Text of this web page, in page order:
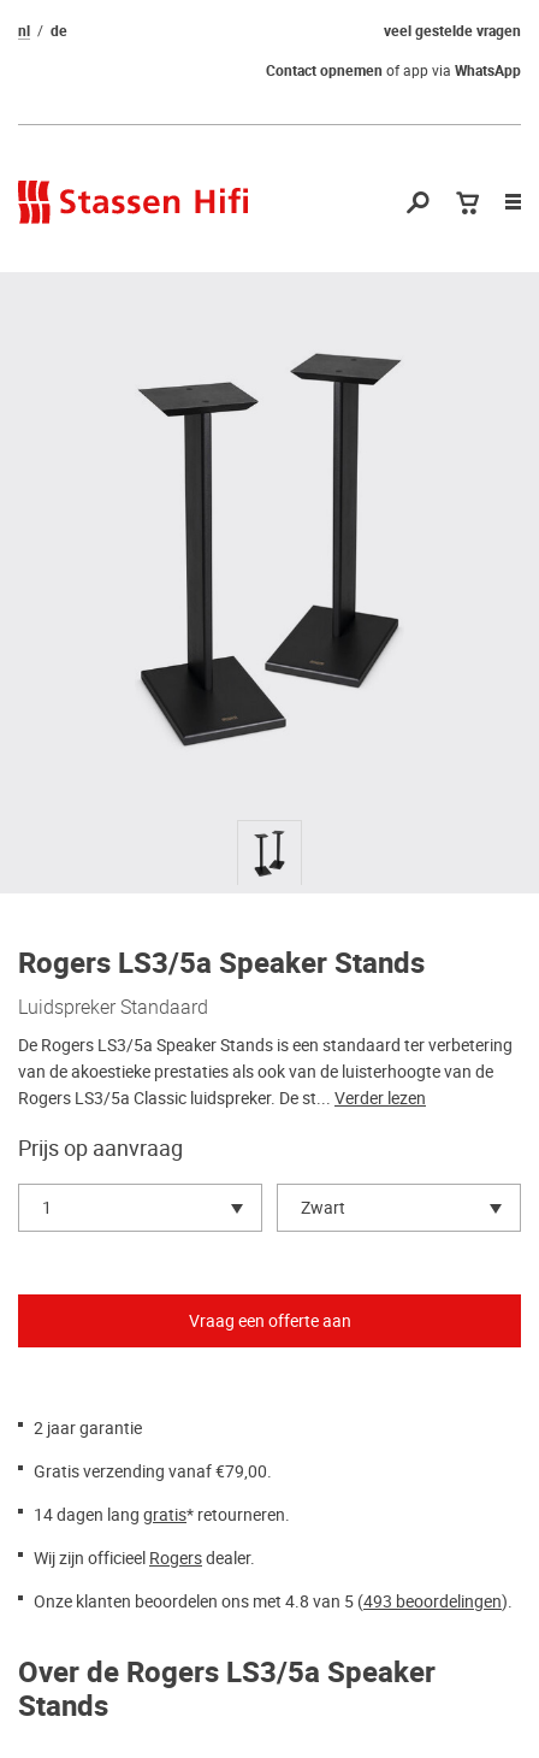
veel gestelde vragen
nl
de
Contact opnemenof app via WhatsApp
Rogers LS3/5a Speaker Stands
Luidspreker Standaard
De Rogers LS3/5a Speaker Stands is een standaard ter verbetering
van de akoestieke prestaties als ook van de luisterhoogte van de
Rogers LS3/5a Classic luidspreker. De st... Verder lezen
Prijs op aanvraag
1 Zwart
2 jaar garantie
Gratis verzending vanaf €79,00.
14 dagen lang gratis* retourneren.
Wij zijn officieel Rogersdealer.
Onze klanten beoordelen ons met 4.8 van 5 (493 beoordelingen).
Over de Rogers LS3/5a Speaker
Stands